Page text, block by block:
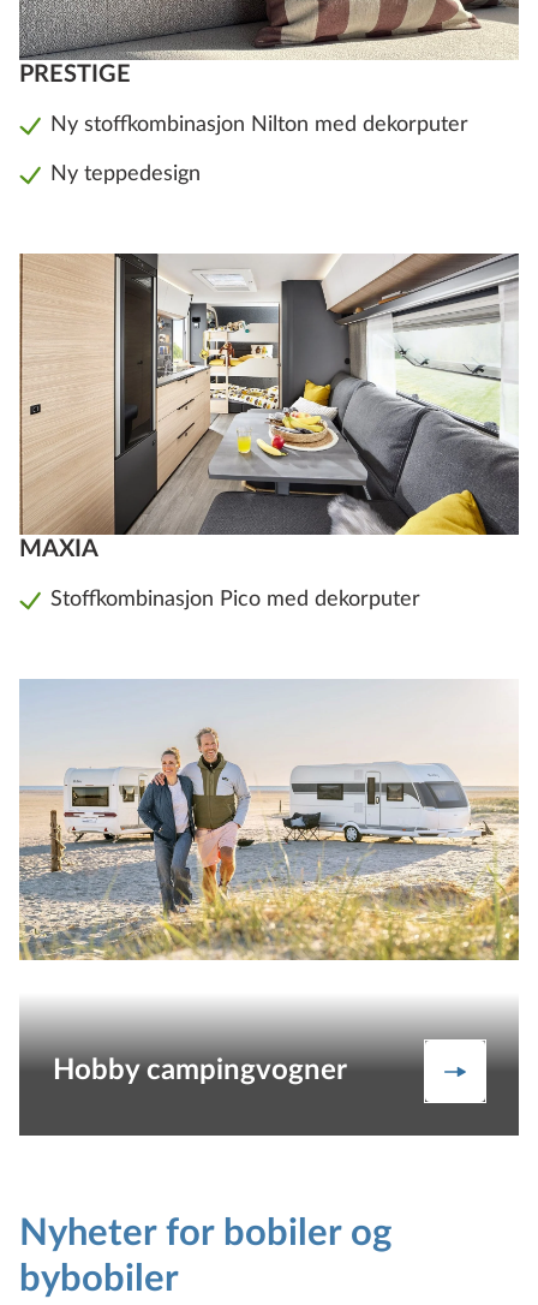
PRESTIGE
Ny stoffkombinasjon Nilton med dekorputer
Ny teppedesign
MAXIA
Stoffkombinasjon Pico med dekorputer
Hobby campingvogner
Nyheter for bobiler og
bybobiler